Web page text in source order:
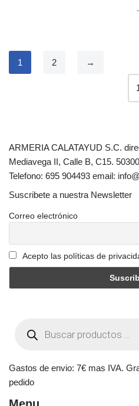
1 2 →
ARMERIA CALATAYUD S.C.
Mediavega II, Calle B, C15.
Telefono: 695 904493 email:
Suscribete a nuestra Newsletter
Correo electrónico
Acepto las políticas de
Gastos de envio: 7€ mas IVA.
pedido